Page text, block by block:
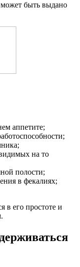
быть выдано
аппетите;
на то
полости;
в фекалиях;
в его простоте и